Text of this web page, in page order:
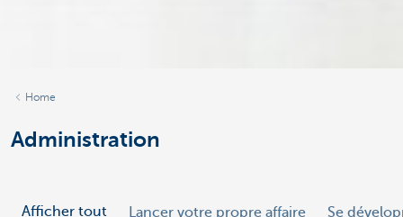
Home
Administration
Afficher tout Lancer votre propre affaire Se